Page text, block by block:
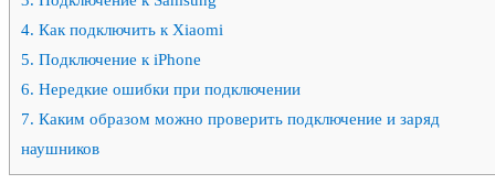
4. Как подключить к Xiaomi
5. Подключение к iPhone
6. Нередкие ошибки при подключении
7. Каким образом можно проверить подключение и заряд
наушников